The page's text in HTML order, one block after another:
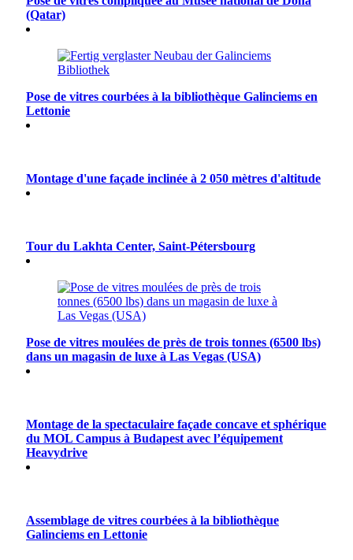
(Qatar)
Pose de vitres courbées à la bibliothèque Galinciems en
Lettonie
Montage d'une façade inclinée à 2 050 mètres d'altitude
Tour du Lakhta Center, Saint-Pétersbourg
Pose de vitres moulées de près de trois tonnes (6500 lbs)
dans un magasin de luxe à Las Vegas (USA)
Montage de la spectaculaire façade concave et sphérique
du MOL Campus à Budapest avec l’équipement
Heavydrive
Assemblage de vitres courbées à la bibliothèque
Galinciems en Lettonie